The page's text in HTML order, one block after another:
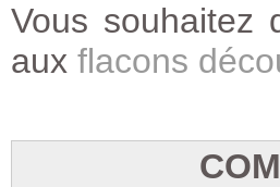
Vous souhaitez
aux flacons